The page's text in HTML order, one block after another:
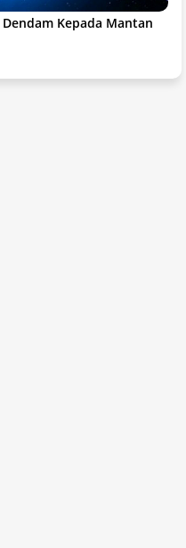
Kepada Mantan